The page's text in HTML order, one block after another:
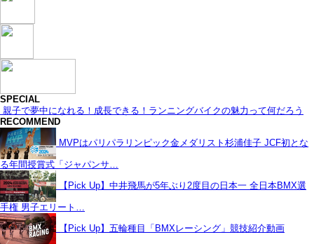
SPECIAL
親子で夢中になれる！成長できる！ランニングバイクの魅力って何だろう
RECOMMEND
MVPはパリパラリンピック金メダリスト杉浦佳子 JCF初とな
る年間授賞式「ジャパンサ…
【Pick Up】中井飛馬が5年ぶり2度目の日本一 全日本BMX選
手権 男子エリート…
【Pick Up】五輪種目「BMXレーシング」競技紹介動画